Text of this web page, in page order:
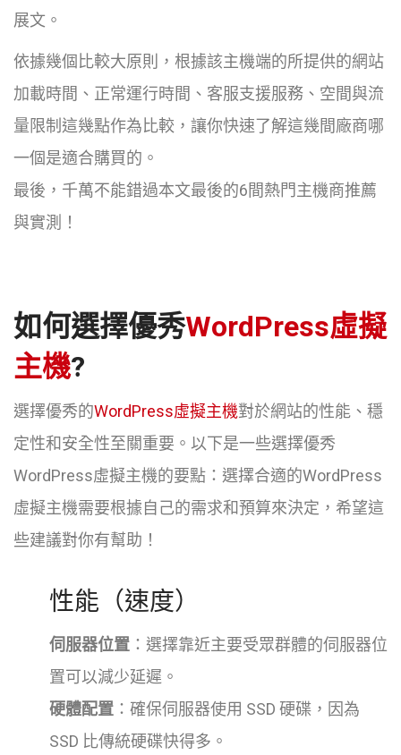
展文。
依據幾個比較大原則，根據該主機端的所提供的網站
加載時間、正常運行時間、客服支援服務、空間與流
量限制這幾點作為比較，讓你快速了解這幾間廠商哪
一個是適合購買的。
最後，千萬不能錯過本文最後的6間熱門主機商推薦
與實測！
如何選擇優秀WordPress虛擬
主機?
選擇優秀的WordPress虛擬主機對於網站的性能、穩
定性和安全性至關重要。以下是一些選擇優秀
WordPress虛擬主機的要點：選擇合適的WordPress
虛擬主機需要根據自己的需求和預算來決定，希望這
些建議對你有幫助！
性能（速度）
伺服器位置 ：選擇靠近主要受眾群體的伺服器位
置可以減少延遲。
硬體配置 ：確保伺服器使用 SSD 硬碟，因為
SSD 比傳統硬碟快得多。